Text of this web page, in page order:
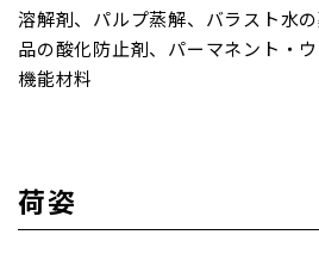
溶解剤、パルプ蒸解、バラスト水
品の酸化防止剤、パーマネント・
機能材料
荷姿